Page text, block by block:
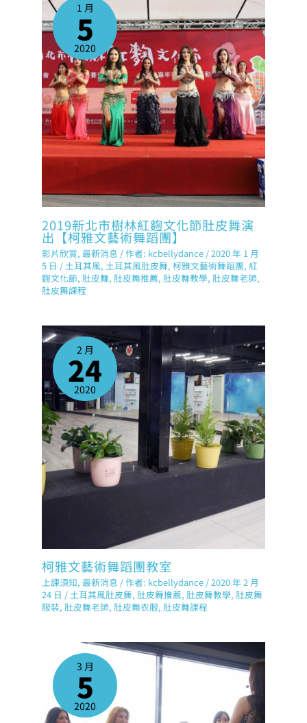
1 月
5
2020
2019新北市樹林紅麴文化節肚皮舞演
出【柯雅文藝術舞蹈團】
影片欣賞,最新消息 / 作者: kcbellydance /2020 年 1 月
5 日 /土耳其風,土耳其風肚皮舞,柯雅文藝術舞蹈團,紅
麴文化節,肚皮舞,肚皮舞推薦,肚皮舞教學,肚皮舞老師,
肚皮舞課程
2 月
24
2020
柯雅文藝術舞蹈團教室
上課須知,最新消息 / 作者: kcbellydance /2020 年 2 月
24 日 /土耳其風肚皮舞,肚皮舞推薦,肚皮舞教學,肚皮舞
服裝,肚皮舞老師,肚皮舞衣服,肚皮舞課程
3 月
5
2020